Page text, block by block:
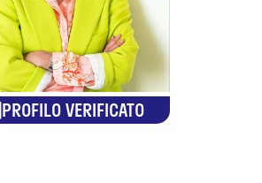
PROFILO VERIFICATO